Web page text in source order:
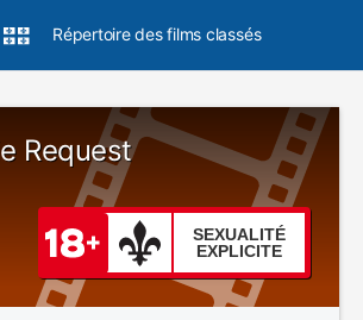
Répertoire des films classés
Request
SEXUALITÉ
EXPLICITE